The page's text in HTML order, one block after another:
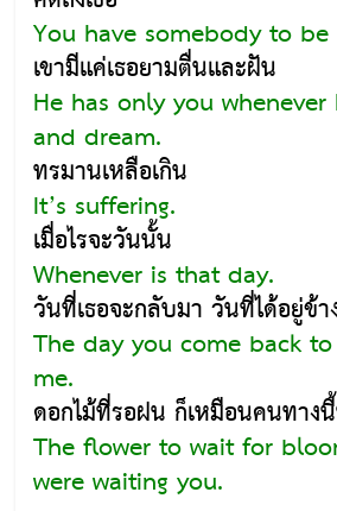
You have somebody to be
เขามีแค่เธอยามตื่นและฝัน
He has only you
and dream.
ทรมานเหลือเกิน
It’s suffering.
เมื่อไรจะวันนั้น
Whenever is that day.
วันที่เธอจะกลับมา วันที่ได้อยู่ข้
The day you come back
me.
ดอกไม้ที่รอฝน ก็เหมือนคนทาง
The flower to wait for
were waiting you.